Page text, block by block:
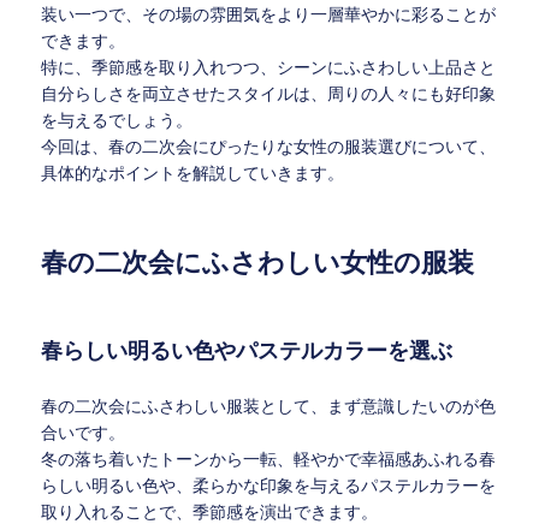
装い一つで、その場の雰囲気をより一層華やかに彩ることが
できます。
特に、季節感を取り入れつつ、シーンにふさわしい上品さと
自分らしさを両立させたスタイルは、周りの人々にも好印象
を与えるでしょう。
今回は、春の二次会にぴったりな女性の服装選びについて、
具体的なポイントを解説していきます。
春の二次会にふさわしい女性の服装
春らしい明るい色やパステルカラーを選ぶ
春の二次会にふさわしい服装として、まず意識したいのが色
合いです。
冬の落ち着いたトーンから一転、軽やかで幸福感あふれる春
らしい明るい色や、柔らかな印象を与えるパステルカラーを
取り入れることで、季節感を演出できます。